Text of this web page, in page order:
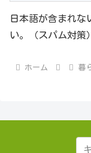
日本語が含まれな
い。（スパム対策）
ホーム 暮